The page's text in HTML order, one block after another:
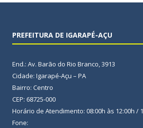
PREFEITURA DE IGARAPÉ-AÇU
End.: Av. Barão do Rio Branco, 3913
Cidade: Igarapé-Açu – PA
Bairro: Centro
CEP: 68725-000
Horário de Atendimento: 08:00h às 12:00h /
Fone: